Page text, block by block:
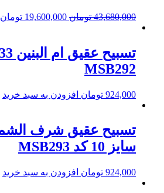
43,680,000 تومان 19,600,000 تومان
MSB292
924,000 تومان افزودن به سبد خرید
سایز 10 کد MSB293
924,000 تومان افزودن به سبد خرید